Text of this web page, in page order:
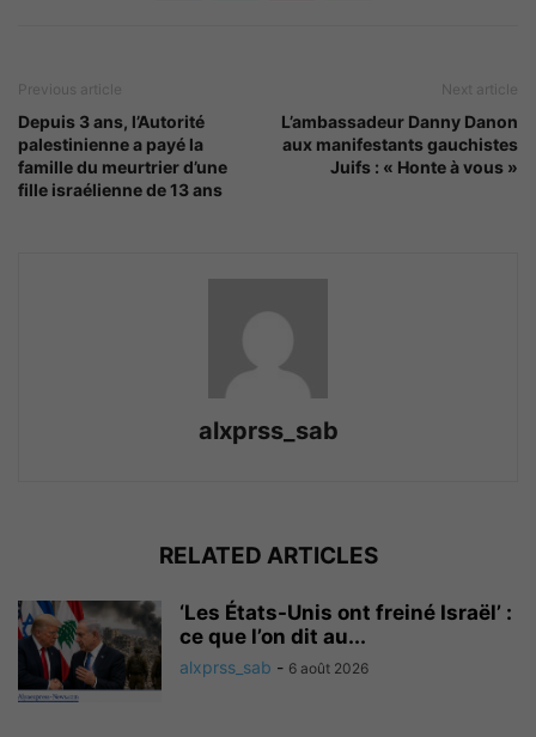
Previous article
Depuis 3 ans, l’Autorité
palestinienne a payé la
famille du meurtrier d’une
fille israélienne de 13 ans
Next article
L’ambassadeur Danny Danon
aux manifestants gauchistes
Juifs : « Honte à vous »
alxprss_sab
RELATED ARTICLES
‘Les États-Unis ont freiné Israël’ :
ce que l’on dit au...
alxprss_sab - 6 août 2026